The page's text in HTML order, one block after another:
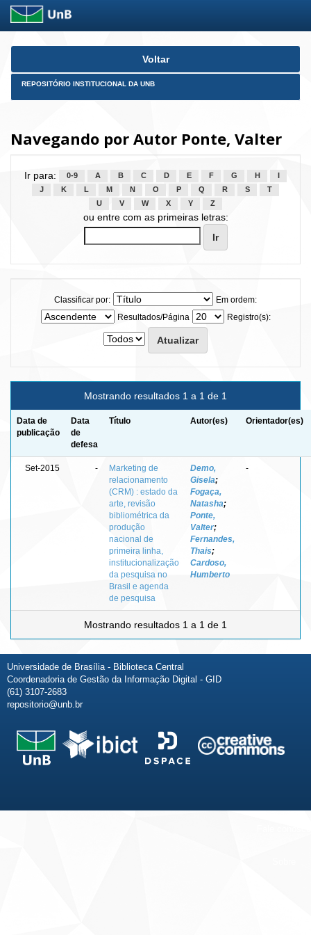
Skip
Voltar
REPOSITÓRIO INSTITUCIONAL DA UNB
Navegando por Autor Ponte, Valter
Ir para: 0-9 A B C D E F G H
J
K L M N O P Q R S
T
U
V W X Y Z
ou entre com as primeiras letras:
Classificar por:
Em ordem:
Resultados/Página
Registro(s):
Mostrando resultados 1 a 1 de 1
Data de
publicação
Data
de
defesa
Título Autor(es) Orientador(es)
Set-2015 -
Marketing de
relacionamento
(CRM) : estado da
arte, revisão
bibliométrica da
produção
nacional de
primeira linha,
institucionalização
da pesquisa no
Brasil e agenda
de pesquisa
Demo,
Gisela;
Fogaça,
Natasha;
Ponte,
Valter;
Fernandes,
Thais;
Cardoso,
Humberto
-
Mostrando resultados 1 a 1 de 1
Universidade de Brasília - Biblioteca Central
Coordenadoria de Gestão da Informação Digital - GID
(61) 3107-2683
repositorio@unb.br